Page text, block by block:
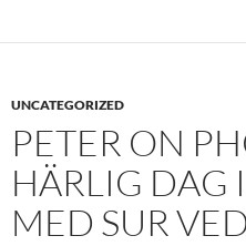
UNCATEGORIZED
PETER ON
HÄRLIG DAG
MED SUR